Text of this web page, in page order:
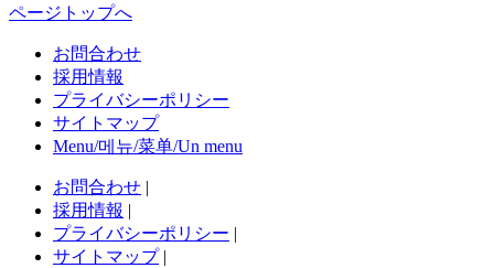
ページトップへ
お問合わせ
採用情報
プライバシーポリシー
サイトマップ
Menu/메뉴/菜单/Un menu
お問合わせ |
採用情報 |
プライバシーポリシー |
サイトマップ|